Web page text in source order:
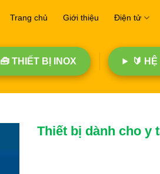
Trang chủ Giới thiệu Điện tử
🧰 THIẾT BỊ INOX 🔰
Thiết bị dành cho y